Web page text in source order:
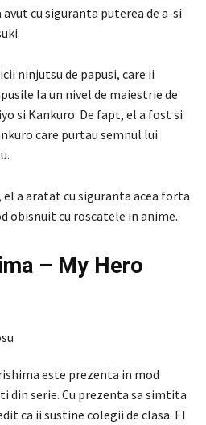
cu siguranta puterea de a-si
ninjutsu de papusi, care ii
la un nivel de maiestrie de
si Kankuro. De fapt, el a fost si
care purtau semnul lui
el a aratat cu siguranta acea forta
obisnuit cu roscatele in anime.
– My Hero
este prezenta in mod
din serie. Cu prezenta sa simtita
ca ii sustine colegii de clasa. El